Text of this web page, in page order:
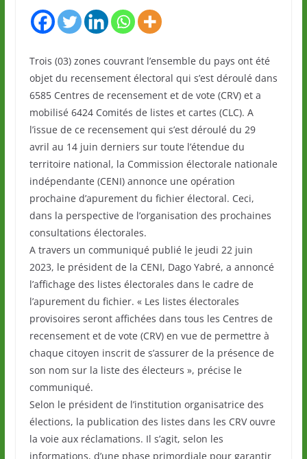
Trois (03) zones couvrant l’ensemble du pays ont été
objet du recensement électoral qui s’est déroulé dans
6585 Centres de recensement et de vote (CRV) et a
mobilisé 6424 Comités de listes et cartes (CLC). A
l’issue de ce recensement qui s’est déroulé du 29
avril au 14 juin derniers sur toute l’étendue du
territoire national, la Commission électorale nationale
indépendante (CENI) annonce une opération
prochaine d’apurement du fichier électoral. Ceci,
dans la perspective de l’organisation des prochaines
consultations électorales.
A travers un communiqué publié le jeudi 22 juin
2023, le président de la CENI, Dago Yabré, a annoncé
l’affichage des listes électorales dans le cadre de
l’apurement du fichier. « Les listes électorales
provisoires seront affichées dans tous les Centres de
recensement et de vote (CRV) en vue de permettre à
chaque citoyen inscrit de s’assurer de la présence de
son nom sur la liste des électeurs », précise le
communiqué.
Selon le président de l’institution organisatrice des
élections, la publication des listes dans les CRV ouvre
la voie aux réclamations. Il s’agit, selon les
informations, d’une phase primordiale pour garantir